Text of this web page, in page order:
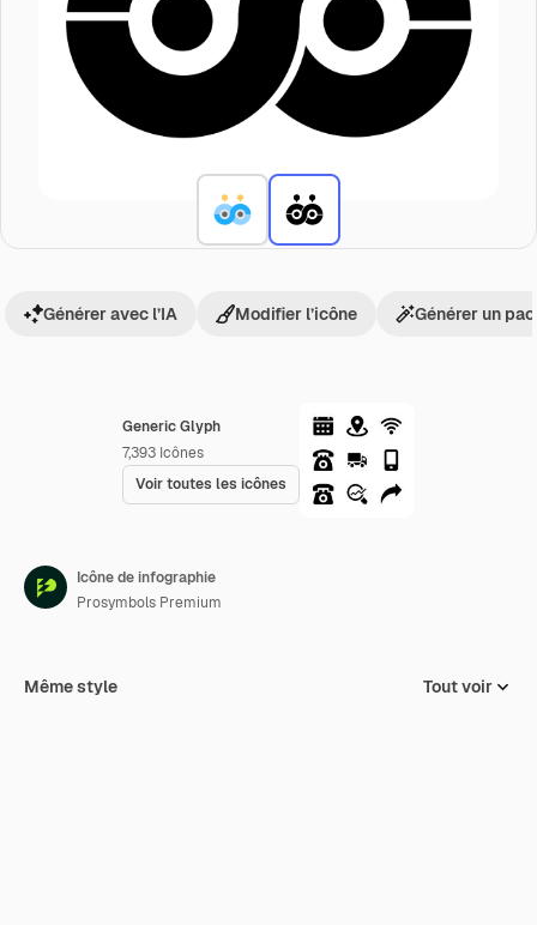
Generic Glyph
7,393 Icônes
Voir toutes les icônes
Générer avec l’IA Modifier l’icône Générer un
Icône de infographie
Prosymbols Premium
Même style Tout voir